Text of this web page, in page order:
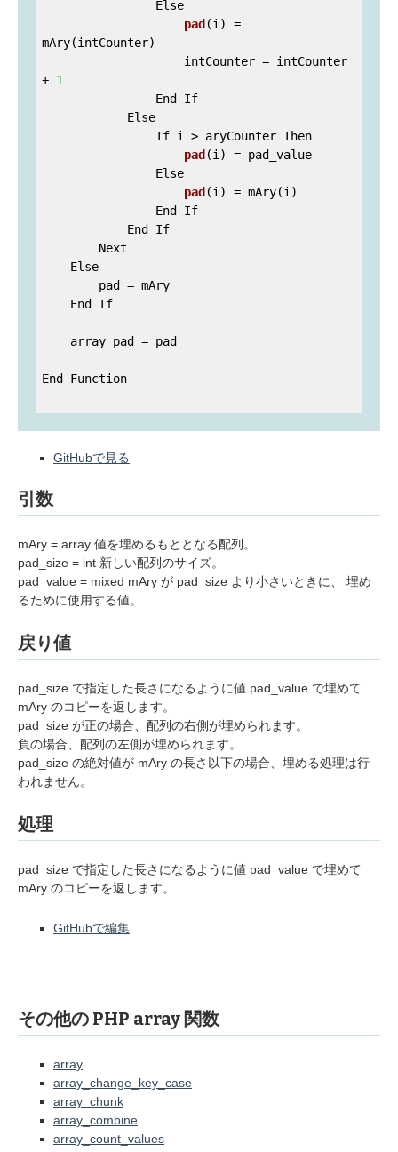
pad (i)
=
mAry(intCounter)
+ 1
                If i >
aryCounter Then
pad (i) = pad_value
pad (i)
= mAry(i)
End Function
GitHubで見る
引数
mAry = array 値を埋めるもととなる配列。
pad_size = int 新しい配列のサイズ。
pad_value = mixed mAry が pad_size より小さいときに、 埋め
るために使用する値。
戻り値
pad_size で指定した長さになるように値 pad_value で埋めて
mAry のコピーを返します。
pad_size が正の場合、配列の右側が埋められます。
負の場合、配列の左側が埋められます。
pad_size の絶対値が mAry の長さ以下の場合、埋める処理は行
われません。
処理
pad_size で指定した長さになるように値 pad_value で埋めて
mAry のコピーを返します。
GitHubで編集
その他の PHP array 関数
array
array_change_key_case
array_chunk
array_combine
array_count_values